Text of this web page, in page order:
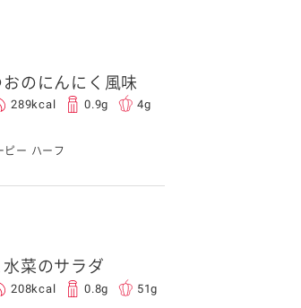
のにんにく風味
289kcal 0.9g 4g
ピー ハーフ
菜のサラダ
208kcal 0.8g 51g